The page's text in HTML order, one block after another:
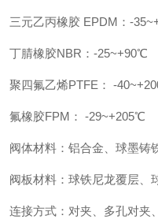
三元乙丙橡胶 EPDM ： -
丁腈橡胶NBR ： -25~+90℃
聚四氟乙烯PTFE ： -
氟橡胶FPM ： -29~+205℃
阀体材料：铝合金、球墨铸
阀板材料：球铁尼龙覆层、
连接方式：对夹、多孔对夹